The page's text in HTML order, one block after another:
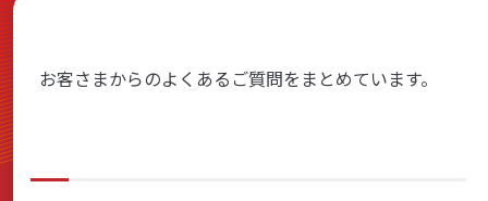
お客さまからのよくあるご質問をまとめています。